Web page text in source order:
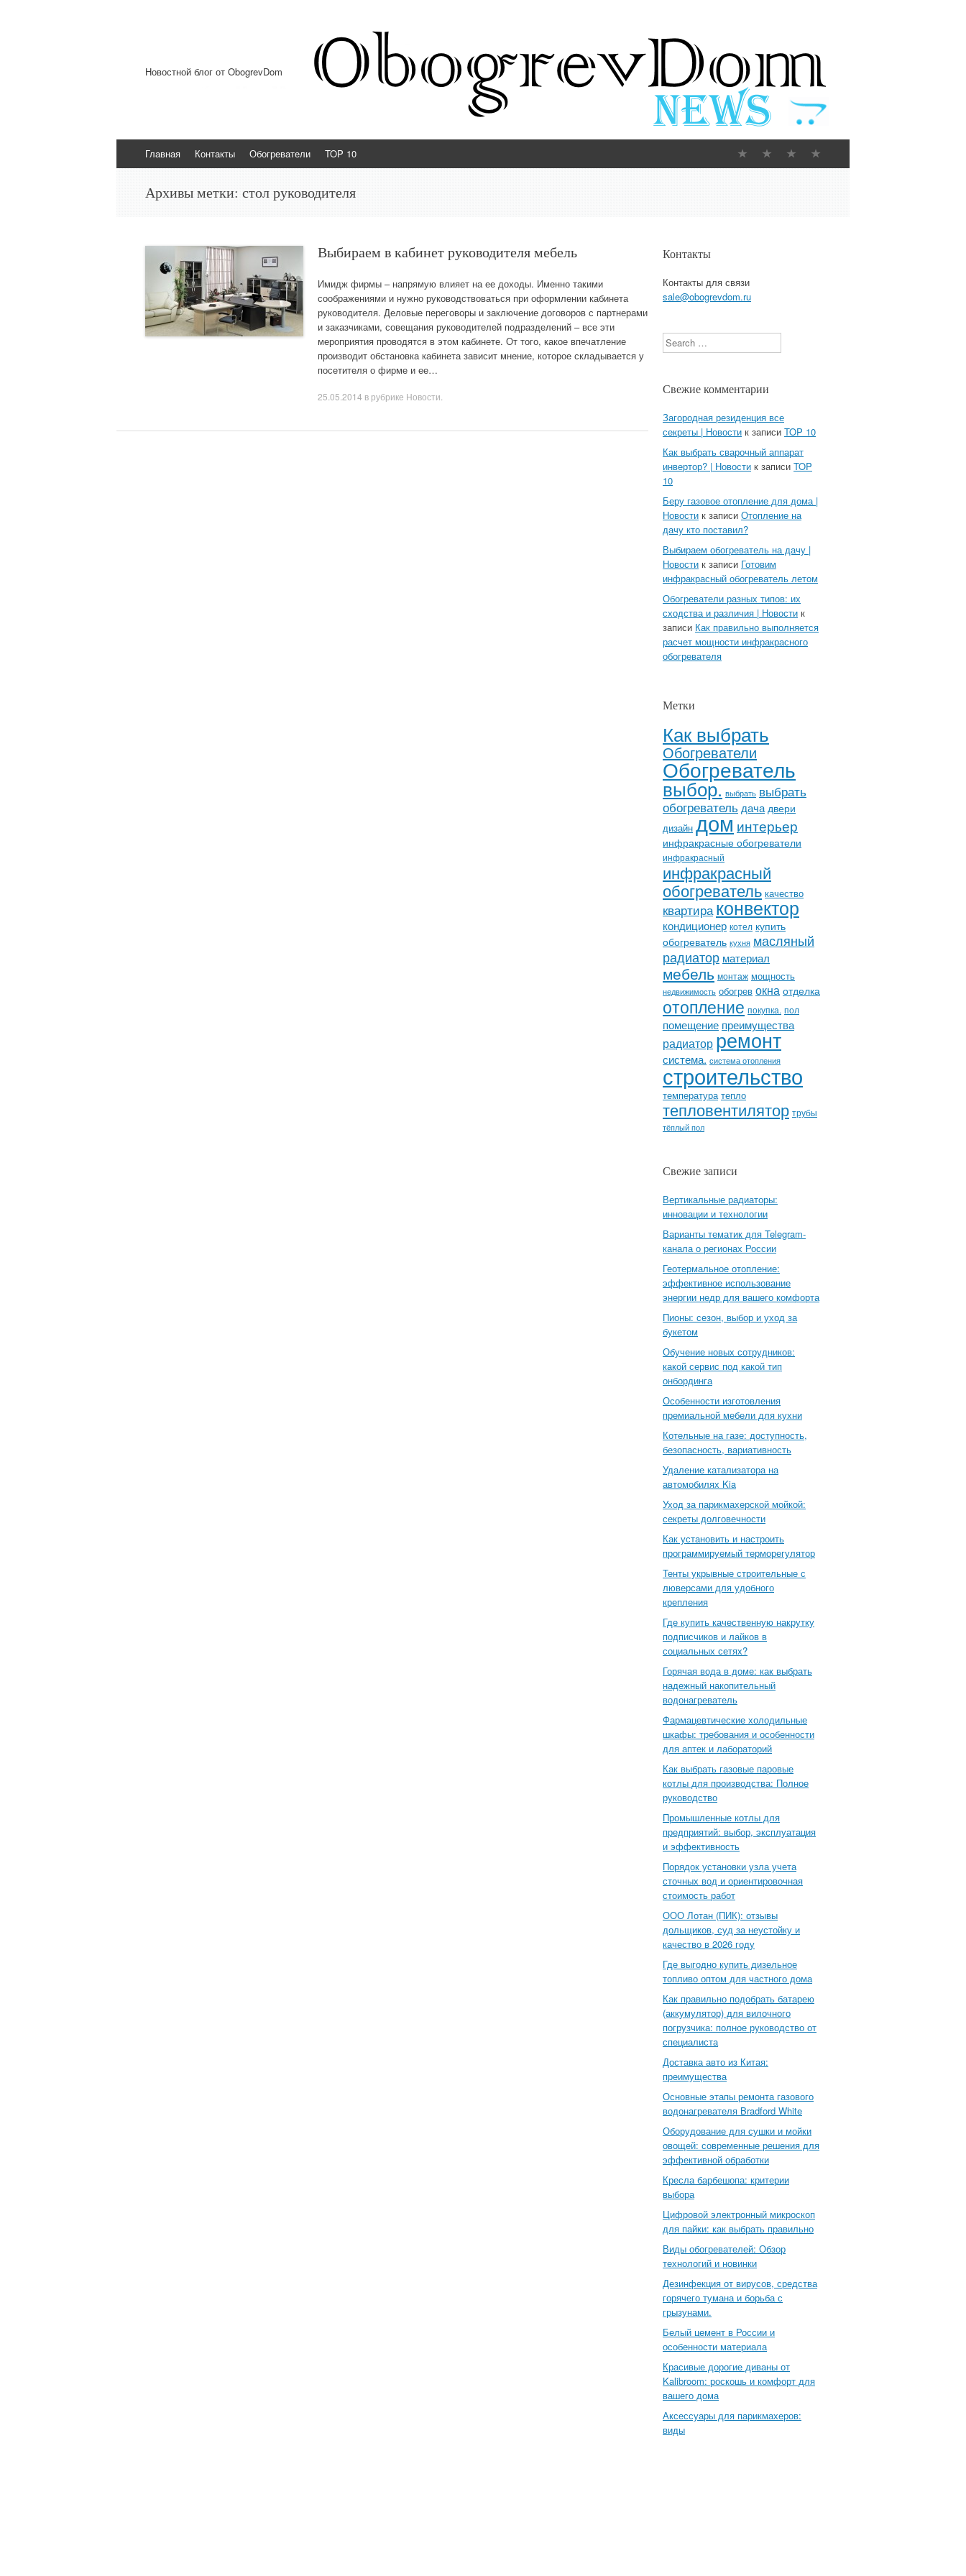
Новостной блог от ObogrevDom
Перейти к содержимому
Главная Контакты Обогреватели TOP 10
Архивы метки: стол руководителя
Выбираем в кабинет руководителя мебель
Имидж фирмы – напрямую влияет на ее доходы. Именно такими
соображениями и нужно руководствоваться при оформлении кабинета
руководителя. Деловые переговоры и заключение договоров с партнерами
и заказчиками, совещания руководителей подразделений – все эти
мероприятия проводятся в этом кабинете. От того, какое впечатление
производит обстановка кабинета зависит мнение, которое складывается у
посетителя о фирме и ее…
25.05.2014 в рубрике Новости
Контакты
Контакты для связи
sale@obogrevdom.ru
Search
Свежие комментарии
Загородная резиденция все
секреты | Новости к записи TOP 10
Как выбрать сварочный аппарат
инвертор? | Новости к записи TOP
10
Беру газовое отопление для дома |
Новости к записи Отопление на
дачу кто поставил?
Выбираем обогреватель на дачу |
Новости к записи Готовим
инфракрасный обогреватель летом
Обогреватели разных типов: их
сходства и различия | Новости к
записи Как правильно выполняется
расчет мощности инфракрасного
обогревателя
Метки
Как выбрать
Обогреватели
Обогреватель
выбор. выбрать выбрать
обогреватель дача двери
дизайн доминтерьер
инфракрасные обогреватели
инфракрасный
инфракрасный
обогреватель качество
квартираконвектор
кондиционер котел купить
обогреватель кухня масляный
радиатор материал
мебель монтаж мощность
недвижимость обогрев окна отделка
отопление покупка. пол
помещение преимущества
радиаторремонт
система. система отопления
строительство
температура тепло
тепловентилятор трубы
тёплый пол
Свежие записи
Вертикальные радиаторы:
инновации и технологии
Варианты тематик для Telegram-
канала о регионах России
Геотермальное отопление:
эффективное использование
энергии недр для вашего комфорта
Пионы: сезон, выбор и уход за
букетом
Обучение новых сотрудников:
какой сервис под какой тип
онбординга
Особенности изготовления
премиальной мебели для кухни
Котельные на газе: доступность,
безопасность, вариативность
Удаление катализатора на
автомобилях Kia
Уход за парикмахерской мойкой:
секреты долговечности
Как установить и настроить
программируемый терморегулятор
Тенты укрывные строительные с
люверсами для удобного
крепления
Где купить качественную накрутку
подписчиков и лайков в
социальных сетях?
Горячая вода в доме: как выбрать
надежный накопительный
водонагреватель
Фармацевтические холодильные
шкафы: требования и особенности
для аптек и лабораторий
Как выбрать газовые паровые
котлы для производства: Полное
руководство
Промышленные котлы для
предприятий: выбор, эксплуатация
и эффективность
Порядок установки узла учета
сточных вод и ориентировочная
стоимость работ
ООО Лотан (ПИК): отзывы
дольщиков, суд за неустойку и
качество в 2026 году
Где выгодно купить дизельное
топливо оптом для частного дома
Как правильно подобрать батарею
(аккумулятор) для вилочного
погрузчика: полное руководство от
специалиста
Доставка авто из Китая:
преимущества
Основные этапы ремонта газового
водонагревателя Bradford White
Оборудование для сушки и мойки
овощей: современные решения для
эффективной обработки
Кресла барбешопа: критерии
выбора
Цифровой электронный микроскоп
для пайки: как выбрать правильно
Виды обогревателей: Обзор
технологий и новинки
Дезинфекция от вирусов, средства
горячего тумана и борьба с
грызунами.
Белый цемент в России и
особенности материала
Красивые дорогие диваны от
Kalibroom: роскошь и комфорт для
вашего дома
Аксессуары для парикмахеров:
виды